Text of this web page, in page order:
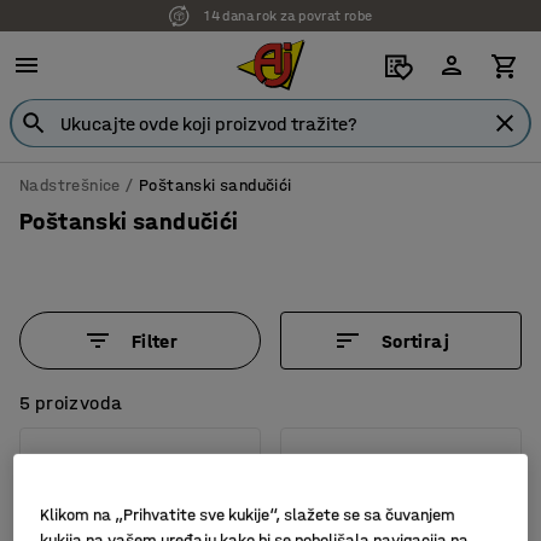
14 dana rok za povrat robe
7 godina garancije
Nadstrešnice Poštanski sandučići
Poštanski sandučići
Filter Sortiraj
5 proizvoda
Klikom na „Prihvatite sve kukije“, slažete se sa čuvanjem